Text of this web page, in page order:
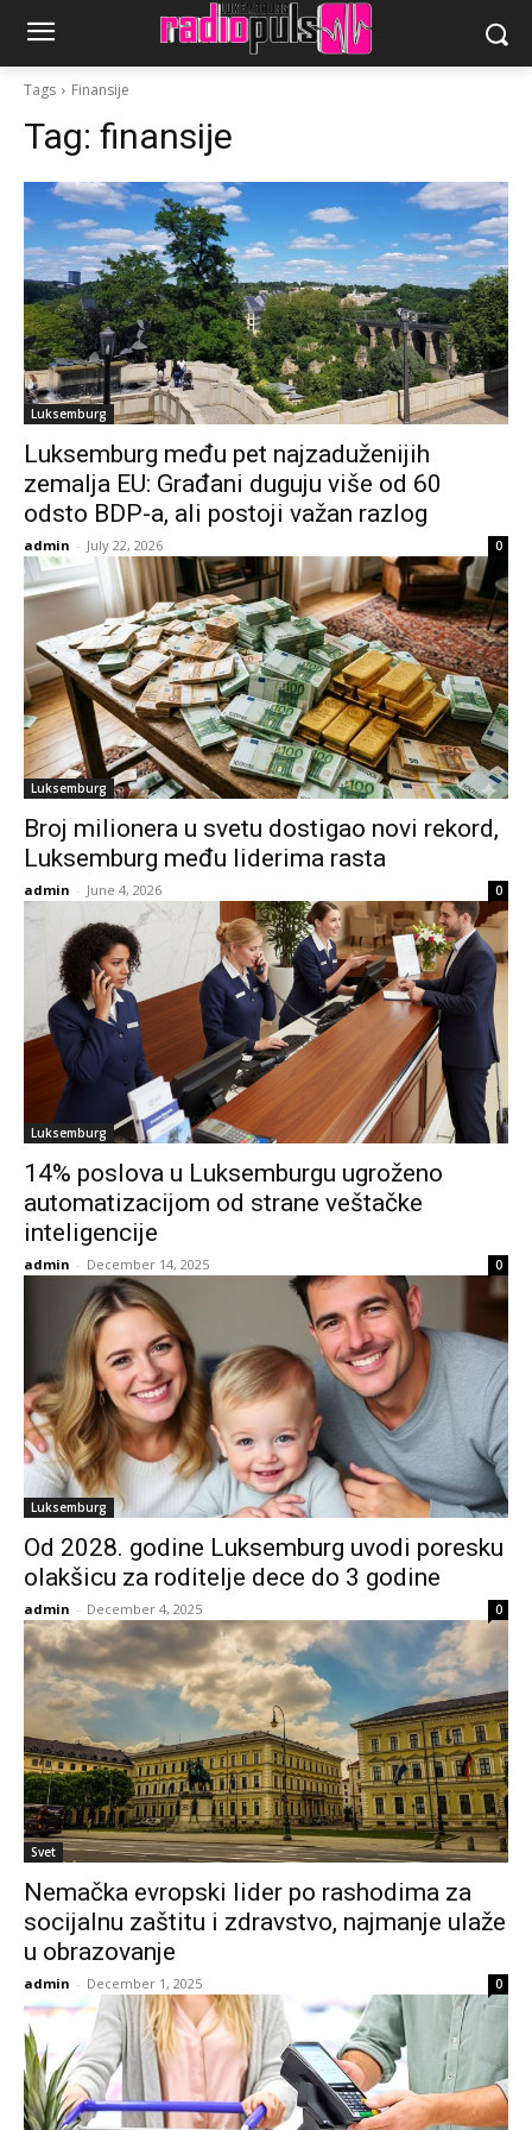
Tags Finansije
Tag: finansije
Luksemburg
Luksemburg među pet najzaduženijih
zemalja EU: Građani duguju više od 60
odsto BDP-a, ali postoji važan razlog
admin - July 22, 2026 0
Luksemburg
Broj milionera u svetu dostigao novi rekord,
Luksemburg među liderima rasta
admin - June 4, 2026 0
Luksemburg
14% poslova u Luksemburgu ugroženo
automatizacijom od strane veštačke
inteligencije
admin - December 14, 2025 0
Luksemburg
Od 2028. godine Luksemburg uvodi poresku
olakšicu za roditelje dece do 3 godine
admin - December 4, 2025 0
Svet
Nemačka evropski lider po rashodima za
socijalnu zaštitu i zdravstvo, najmanje ulaže
u obrazovanje
admin - December 1, 2025 0